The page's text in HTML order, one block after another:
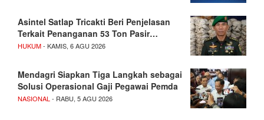
Asintel Satlap Tricakti Beri Penjelasan
Terkait Penanganan 53 Ton Pasir…
HUKUM- KAMIS, 6 AGU 2026
Mendagri Siapkan Tiga Langkah sebagai
Solusi Operasional Gaji Pegawai Pemda
NASIONAL - RABU, 5 AGU 2026